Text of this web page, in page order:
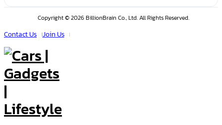
Copyright © 2026 BillionBrain Co., Ltd. All Rights Reserved.
Contact Us Join Us